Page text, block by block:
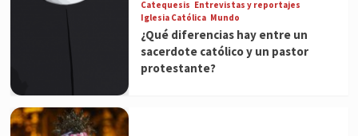
Catequesis Entrevistas y reportajes
Iglesia Católica Mundo
¿Qué diferencias hay entre un
sacerdote católico y un pastor
protestante?